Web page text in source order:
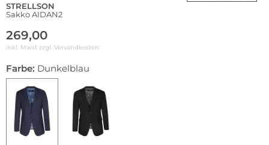
STRELLSON
Sakko AIDAN2
269,00
inkl. Mwst zzgl. Versandkosten
Farbe: Dunkelblau